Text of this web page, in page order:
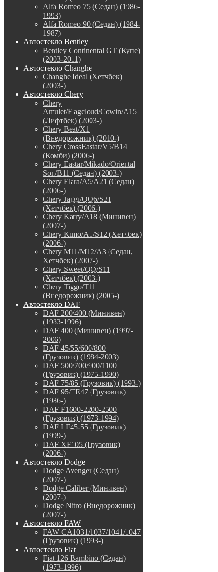
Alfa Romeo 75 (Седан) (1986-
1993)
Alfa Romeo 90 (Седан) (1984-
1987)
Автостекло Bentley
Bentley Continental GT (Купе)
(2003-2011)
Автостекло Changhe
Changhe Ideal (Хетчбек)
(2003-)
Автостекло Chery
Chery
Amulet/Flagcloud/Cowin/A15
(Лифтбек) (2003-)
Chery Beat/X1
(Внедорожник) (2010-)
Chery CrossEastar/V5/B14
(Комби) (2006-)
Chery Eastar/Mikado/Oriental
Son/B11 (Седан) (2003-)
Chery Elara/A5/A21 (Седан)
(2006-)
Chery Jaggi/QQ6/S21
(Хетчбек) (2006-)
Chery Karry/A18 (Минивен)
(2007-)
Chery Kimo/A1/S12 (Хетчбек)
(2006-)
Chery M11/M12/A3 (Седан,
Хетчбек) (2007-)
Chery Sweet/QQ/S11
(Хетчбек) (2003-)
Chery Tiggo/T11
(Внедорожник) (2005-)
Автостекло DAF
DAF 200/400 (Минивен)
(1983-1996)
DAF 400 (Минивен) (1997-
2006)
DAF 45/55/600/800
(Грузовик) (1984-2003)
DAF 500/700/900/1100
(Грузовик) (1975-1990)
DAF 75/85 (Грузовик) (1993-)
DAF 95/TE47 (Грузовик)
(1986-)
DAF F1600-2200-2500
(Грузовик) (1973-1994)
DAF LF45-55 (Грузовик)
(1999-)
DAF XF105 (Грузовик)
(2006-)
Автостекло Dodge
Dodge Avenger (Седан)
(2007-)
Dodge Caliber (Минивен)
(2007-)
Dodge Nitro (Внедорожник)
(2007-)
Автостекло FAW
FAW CA1031/1037/1041/1047
(Грузовик) (1993-)
Автостекло Fiat
Fiat 126 Bambino (Седан)
(1973-1996)